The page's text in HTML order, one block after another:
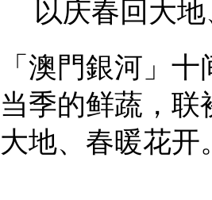
「澳門銀河」
当季的鲜蔬，
大地、春暖花开。